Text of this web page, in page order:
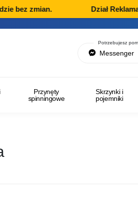
zmian. Dział
Potrzebujesz
Messenger
Przynęty
spinningowe
Skrzynki i
pojemniki